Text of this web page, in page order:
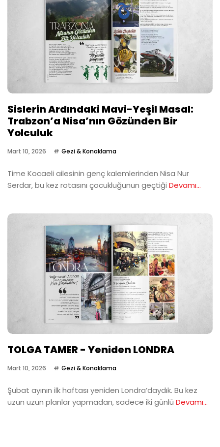
Sislerin Ardındaki Mavi-Yeşil Masal:
Trabzon’a Nisa’nın Gözünden Bir
Yolculuk
Mart 10, 2026 Gezi & Konaklama
Time Kocaeli ailesinin genç kalemlerinden Nisa Nur
Serdar, bu kez rotasını çocukluğunun geçtiği Devamı...
TOLGA TAMER - Yeniden LONDRA
Mart 10, 2026 Gezi & Konaklama
Şubat ayının ilk haftası yeniden Londra’daydık. Bu kez
uzun uzun planlar yapmadan, sadece iki günlü Devamı...